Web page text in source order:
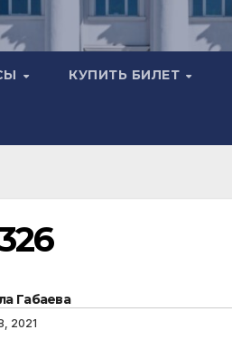
КУПИТЬ БИЛЕТ
Габаева
2021